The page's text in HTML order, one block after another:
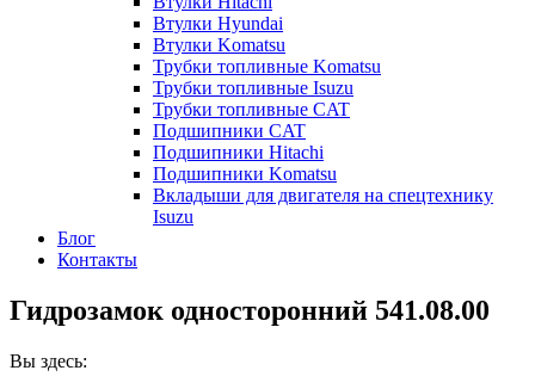
Втулки Hyundai
Втулки Komatsu
Трубки топливные Komatsu
Трубки топливные Isuzu
Трубки топливные CAT
Подшипники CAT
Подшипники Hitachi
Подшипники Komatsu
Вкладыши для двигателя на спецтехнику
Isuzu
Блог
Контакты
Гидрозамок односторонний 541.08.00
Вы здесь: